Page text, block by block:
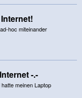
hoc miteinander
-.-
meinen Laptop